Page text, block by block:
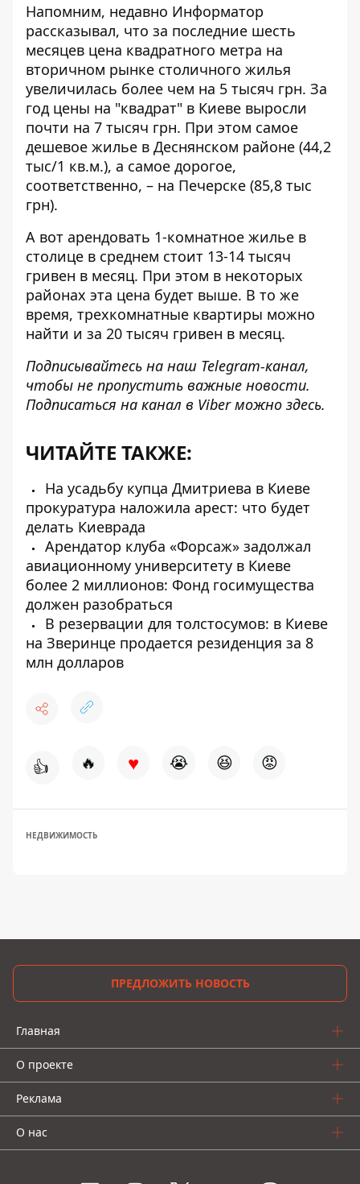
Напомним, недавно Информатор
рассказывал, что за последние шесть
месяцев цена квадратного метра на
вторичном рынке столичного жилья
увеличилась более чем на 5 тысяч грн. За
год цены на "квадрат" в Киеве выросли
почти на 7 тысяч грн. При этом самое
дешевое жилье в Деснянском районе (44,2
тыс/1 кв.м.), а самое дорогое,
соответственно, – на Печерске (85,8 тыс
грн).
А вот арендовать 1-комнатное жилье в
столице в среднем стоит 13-14 тысяч
гривен в месяц. При этом в некоторых
районах эта цена будет выше. В то же
время, трехкомнатные квартиры можно
найти и за 20 тысяч гривен в месяц.
Подписывайтесь на наш Telegram-канал,
чтобы не пропустить важные новости.
Подписаться на канал в Viber можно здесь.
ЧИТАЙТЕ ТАКЖЕ:
На усадьбу купца Дмитриева в Киеве
прокуратура наложила арест: что будет
делать Киеврада
Арендатор клуба «Форсаж» задолжал
авиационному университету в Киеве
более 2 миллионов: Фонд госимущества
должен разобраться
В резервации для толстосумов: в Киеве
на Зверинце продается резиденция за 8
млн долларов
👍 🔥 ♥ 😭 😆 😡
НЕДВИЖИМОСТЬ
ПРЕДЛОЖИТЬ НОВОСТЬ
Главная
О проекте
Реклама
О нас